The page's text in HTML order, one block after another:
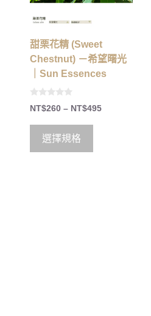
甜栗花精 (Sweet
Chestnut) －希望曙光
｜Sun Essences
0
o
t
5
NT$260 – NT$495
選擇規格